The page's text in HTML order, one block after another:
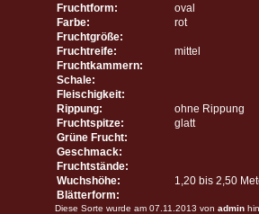
Fruchtform:
oval
Farbe:
rot
Fruchtgröße:
Fruchtreife:
mittel
Fruchtkammern:
Schale:
Fleischigkeit:
Rippung:
ohne Rippung
Fruchtspitze:
glatt
Grüne Frucht:
Geschmack:
Fruchtstände:
Wuchshöhe:
1,20 bis 2,50
Blätterform:
Diese Sorte wurde am 07.11.2013 von admin